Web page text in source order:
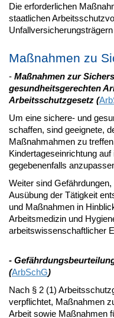
Die erforderlichen
staatlichen
Maßnahmen zu
- Maßnahmen zur
gesundheitsgerechten
Arbeitsschutzgesetz (
Um eine sichere- und
schaffen, sind geeignete,
Maßnahmahmen zu
Kindertageseinrichtung
gegebenenfalls
Weiter sind
Ausübung der Tätigkeit
und Maßnahmen in
Arbeitsmedizin und
arbeitswissenschaftlicher
-
(ArbSchG)
Nach § 2 (1)
verpflichtet, Maßnahmen
Arbeit sowie Maßnahmen